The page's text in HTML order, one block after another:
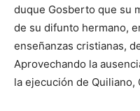
duque Gosberto que su
de su difunto hermano,
enseñanzas cristianas,
Aprovechando la
la ejecución de Quiliano,